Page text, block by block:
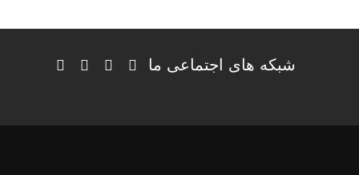
شبکه های اجتماعی ما